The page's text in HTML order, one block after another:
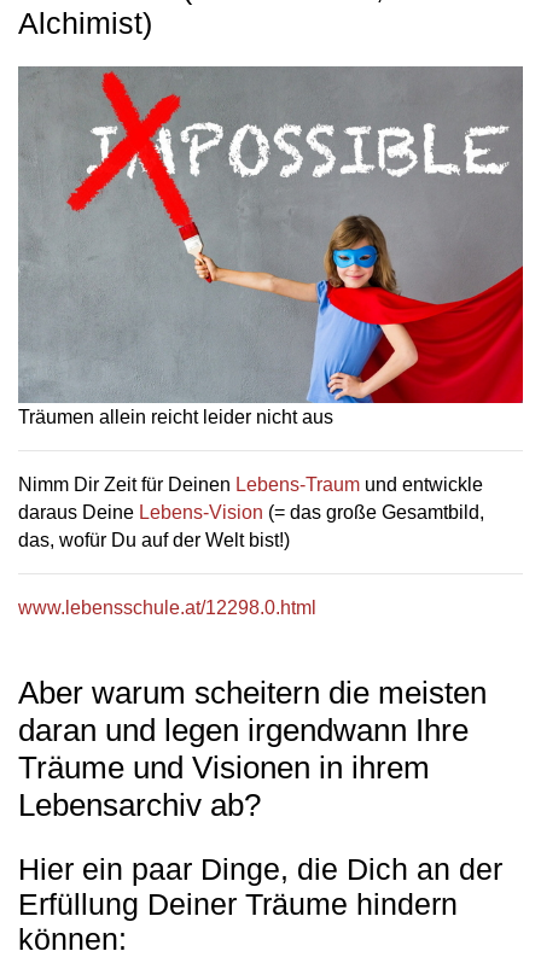
Alchimist)
Träumen allein reicht leider nicht aus
Nimm Dir Zeit für Deinen Lebens-Traum und entwickle
daraus Deine Lebens-Vision (= das große Gesamtbild,
das, wofür Du auf der Welt bist!)
www.lebensschule.at/12298.0.html
Aber warum scheitern die meisten
daran und legen irgendwann Ihre
Träume und Visionen in ihrem
Lebensarchiv ab?
Hier ein paar Dinge, die Dich an der
Erfüllung Deiner Träume hindern
können: